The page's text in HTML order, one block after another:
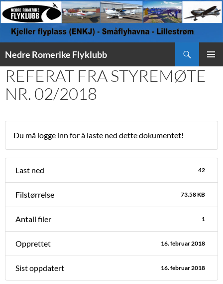
Nedre Romerike Flyklubb
TIL
INNHOLD
REFERAT FRA STYREMØTE
NR. 02/2018
Du må logge inn for å laste ned dette dokumentet!
Last ned 42
Filstørrelse 73.58 KB
Antall filer 1
Opprettet 16. februar 2018
Sist oppdatert 16. februar 2018